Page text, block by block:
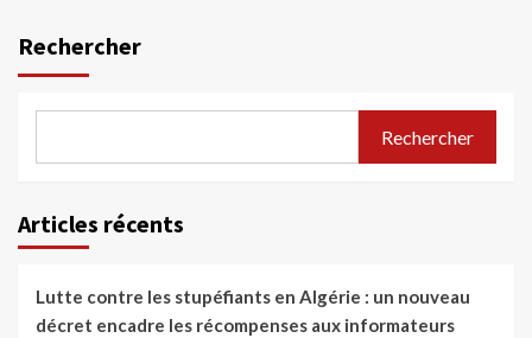
Rechercher
Rechercher
Articles récents
Lutte contre les stupéfiants en Algérie : un nouveau
décret encadre les récompenses aux informateurs